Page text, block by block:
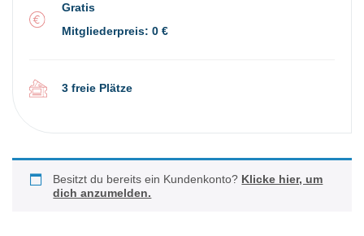
Gratis
Mitgliederpreis: 0 €
3 freie Plätze
Besitzt du bereits ein Kundenkonto? Klicke hier, um
dich anzumelden.